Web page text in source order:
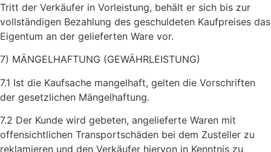
Tritt der Verkäufer in Vorleistung, behält er sich bis zur
vollständigen Bezahlung des geschuldeten Kaufpreises das
Eigentum an der gelieferten Ware vor.
7) MÄNGELHAFTUNG (GEWÄHRLEISTUNG)
7.1 Ist die Kaufsache mangelhaft, gelten die Vorschriften
der gesetzlichen Mängelhaftung.
7.2 Der Kunde wird gebeten, angelieferte Waren mit
offensichtlichen Transportschäden bei dem Zusteller zu
reklamieren und den Verkäufer hiervon in Kenntnis zu